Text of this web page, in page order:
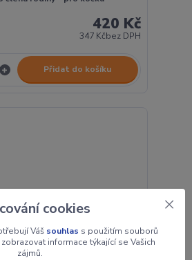
420 Kč
347 Kčbez DPH
Přidat do košíku
cookies
Váš souhlas s použitím souborů
informace týkající se Vašich
zájmů.